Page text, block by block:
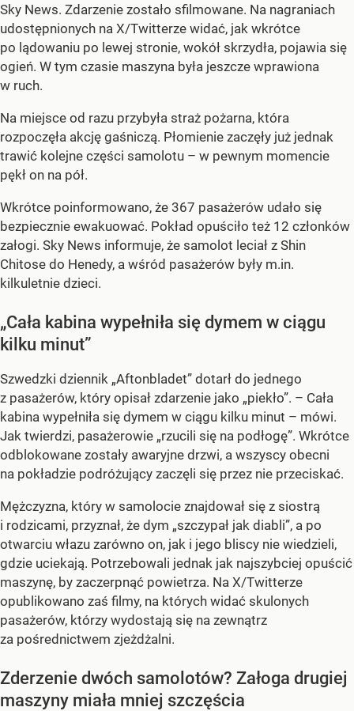
Sky News. Zdarzenie zostało sfilmowane. Na nagraniach
udostępnionych na X/Twitterze widać, jak wkrótce
po lądowaniu po lewej stronie, wokół skrzydła, pojawia się
ogień. W tym czasie maszyna była jeszcze wprawiona
w ruch.
Na miejsce od razu przybyła straż pożarna, która
rozpoczęła akcję gaśniczą. Płomienie zaczęły już jednak
trawić kolejne części samolotu – w pewnym momencie
pękł on na pół.
Wkrótce poinformowano, że 367 pasażerów udało się
bezpiecznie ewakuować. Pokład opuściło też 12 członków
załogi. Sky News informuje, że samolot leciał z Shin
Chitose do Henedy, a wśród pasażerów były m.in.
kilkuletnie dzieci.
„Cała kabina wypełniła się dymem w ciągu
kilku minut”
Szwedzki dziennik „Aftonbladet” dotarł do jednego
z pasażerów, który opisał zdarzenie jako „piekło”. – Cała
kabina wypełniła się dymem w ciągu kilku minut – mówi.
Jak twierdzi, pasażerowie „rzucili się na podłogę”. Wkrótce
odblokowane zostały awaryjne drzwi, a wszyscy obecni
na pokładzie podróżujący zaczęli się przez nie przeciskać.
Mężczyzna, który w samolocie znajdował się z siostrą
i rodzicami, przyznał, że dym „szczypał jak diabli”, a po
otwarciu włazu zarówno on, jak i jego bliscy nie wiedzieli,
gdzie uciekają. Potrzebowali jednak jak najszybciej opuścić
maszynę, by zaczerpnąć powietrza. Na X/Twitterze
opublikowano zaś filmy, na których widać skulonych
pasażerów, którzy wydostają się na zewnątrz
za pośrednictwem zjeżdżalni.
Zderzenie dwóch samolotów? Załoga drugiej
maszyny miała mniej szczęścia